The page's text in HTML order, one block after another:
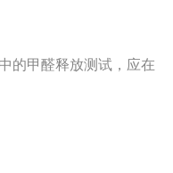
的甲醛释放测试，应在